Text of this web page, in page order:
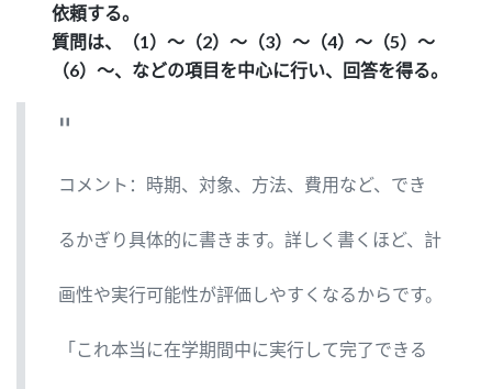
依頼する。
質問は、（1）～（2）～（3）～（4）～（5）～
（6）～、などの項目を中心に行い、回答を得る。
コメント：時期、対象、方法、費用など、でき
るかぎり具体的に書きます。詳しく書くほど、計
画性や実行可能性が評価しやすくなるからです。
「これ本当に在学期間中に実行して完了できる